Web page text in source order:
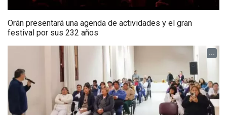
Orán presentará una agenda de actividades y el gran
festival por sus 232 años
...